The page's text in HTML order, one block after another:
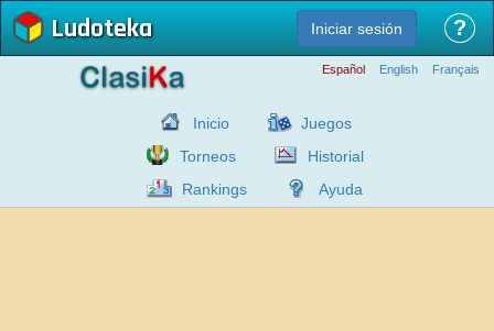
Ludoteka Iniciar sesión ?
Español English Français
Inicio
Juegos
Torneos
Historial
Rankings
Ayuda